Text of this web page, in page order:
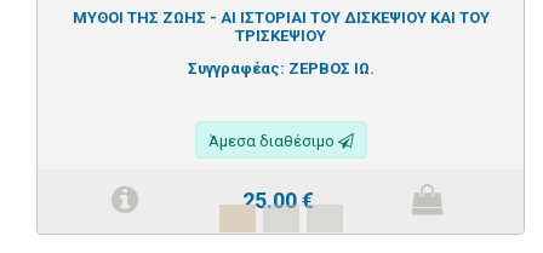
ΜΥΘΟΙ ΤΗΣ ΖΩΗΣ - ΑΙ ΙΣΤΟΡΙΑΙ ΤΟΥ ΔΙΣΚΕΨΙΟΥ ΚΑΙ ΤΟΥ
ΤΡΙΣΚΕΨΙΟΥ
Συγγραφέας: ΖΕΡΒΟΣ ΙΩ.
Άμεσα διαθέσιμο
25.00€